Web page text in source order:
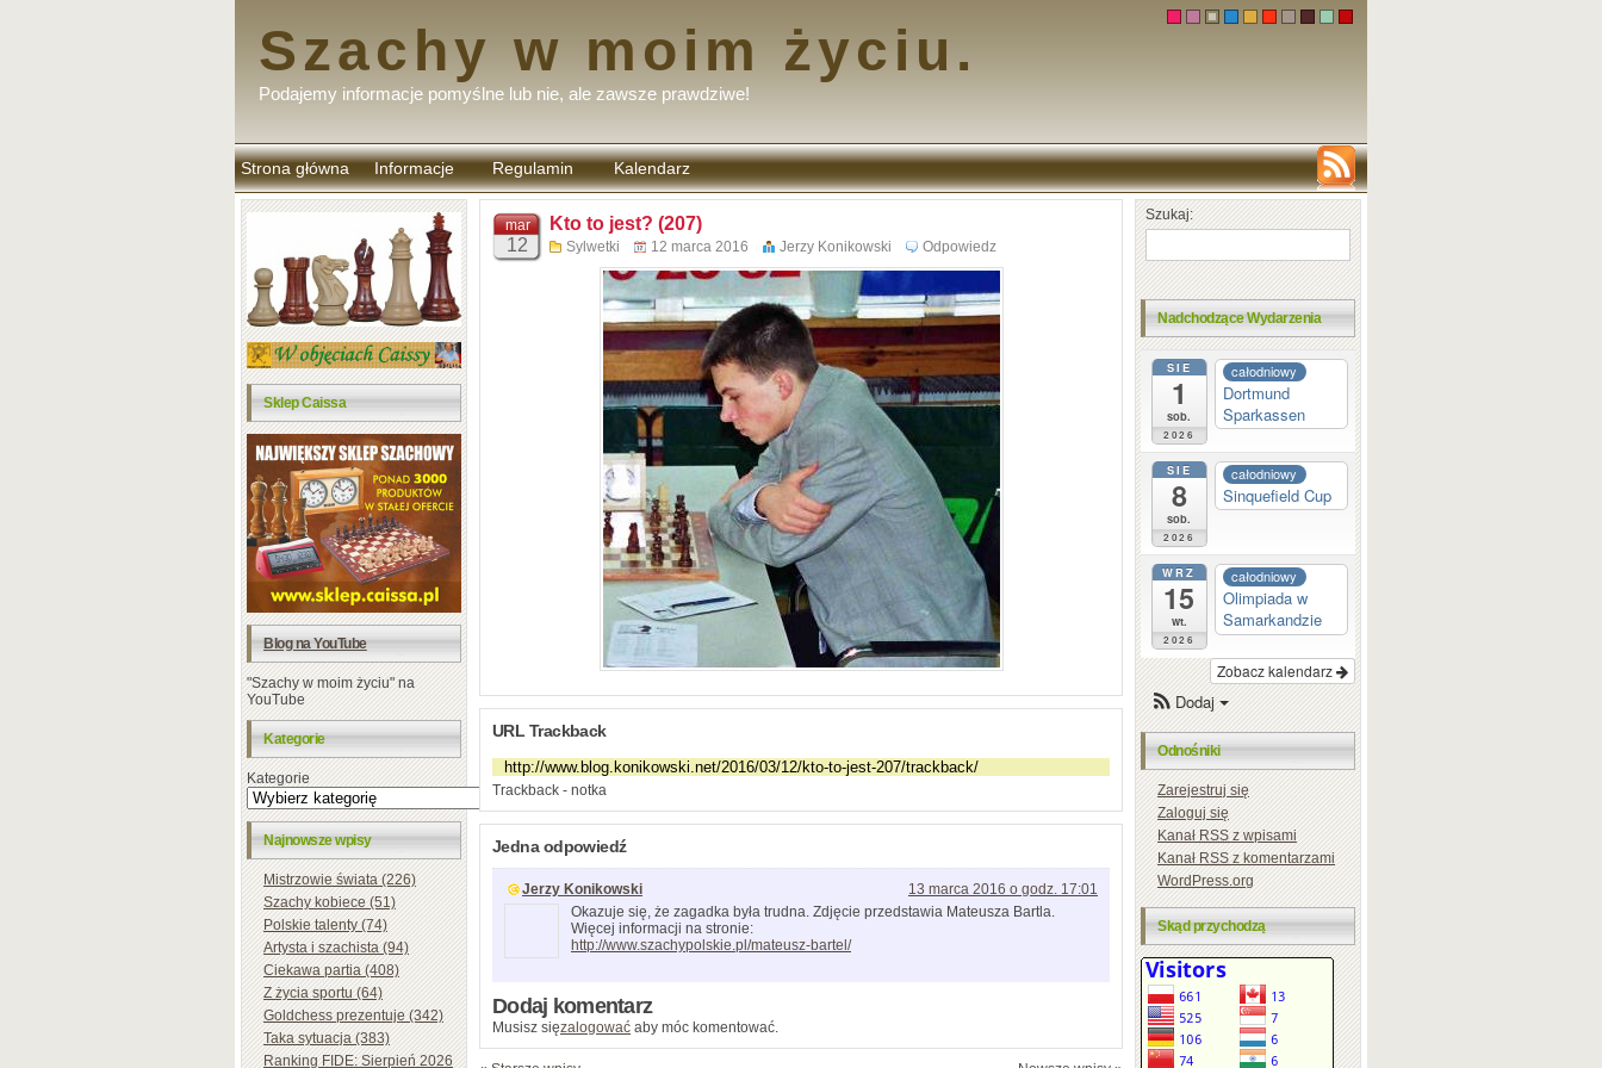
Szachy w moim życiu.
Podajemy informacje pomyślne lub nie, ale zawsze prawdziwe!
Strona główna Informacje Regulamin
komentarzy
Kalendarz
Sklep Caissa
Blog na YouTube
"Szachy w moim życiu" na
YouTube
Kategorie
Kategorie
Najnowsze wpisy
Mistrzowie świata (226)
Szachy kobiece (51)
Polskie talenty (74)
Artysta i szachista (94)
Ciekawa partia (408)
Z życia sportu (64)
Goldchess prezentuje (342)
Taka sytuacja (383)
Ranking FIDE: Sierpień 2026
mar
12
Kto to jest? (207)
Sylwetki 12 marca 2016 Jerzy Konikowski Odpowiedz
URL Trackback
Trackback - notka
Jedna odpowiedź
Jerzy Konikowski
13 marca 2016 o godz. 17:01
Okazuje się, że zagadka była trudna. Zdjęcie przedstawia Mateusza Bartla.
Więcej informacji na stronie:
http://www.szachypolskie.pl/mateusz-bartel/
Dodaj komentarz
Musisz sięzalogować aby móc komentować.
Szukaj:
Nadchodzące Wydarzenia
SIE
1
sob.
2026
całodniowy
Dortmund
Sparkassen
SIE
8
sob.
2026
całodniowy
Sinquefield Cup
WRZ
15
wt.
2026
całodniowy
Olimpiada w
Samarkandzie
Zobacz kalendarz
Dodaj
Odnośniki
Zarejestruj się
Zaloguj się
KanałRSSz wpisami
KanałRSSz komentarzami
WordPress.org
Skąd przychodzą